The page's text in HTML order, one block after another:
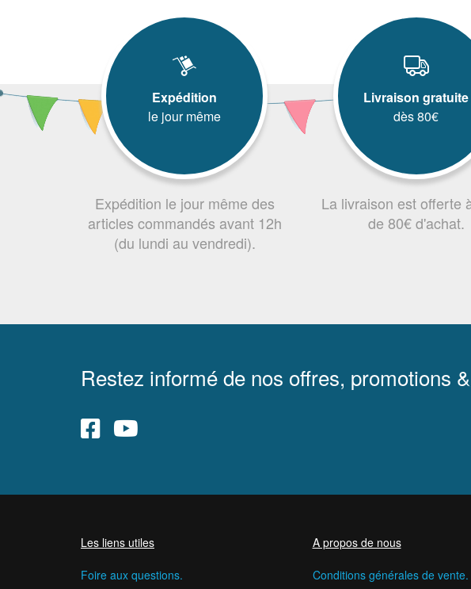
Expédition
le jour même
Expédition le jour même des
articles commandés avant 12h
(du lundi au vendredi).
Livraison gratuite
dès 80€
La livraison est offerte
de 80€ d'achat.
Restez informé de nos offres, promotions
Les liens utiles
Foire aux questions.
A propos de nous
Conditions générales de vente.